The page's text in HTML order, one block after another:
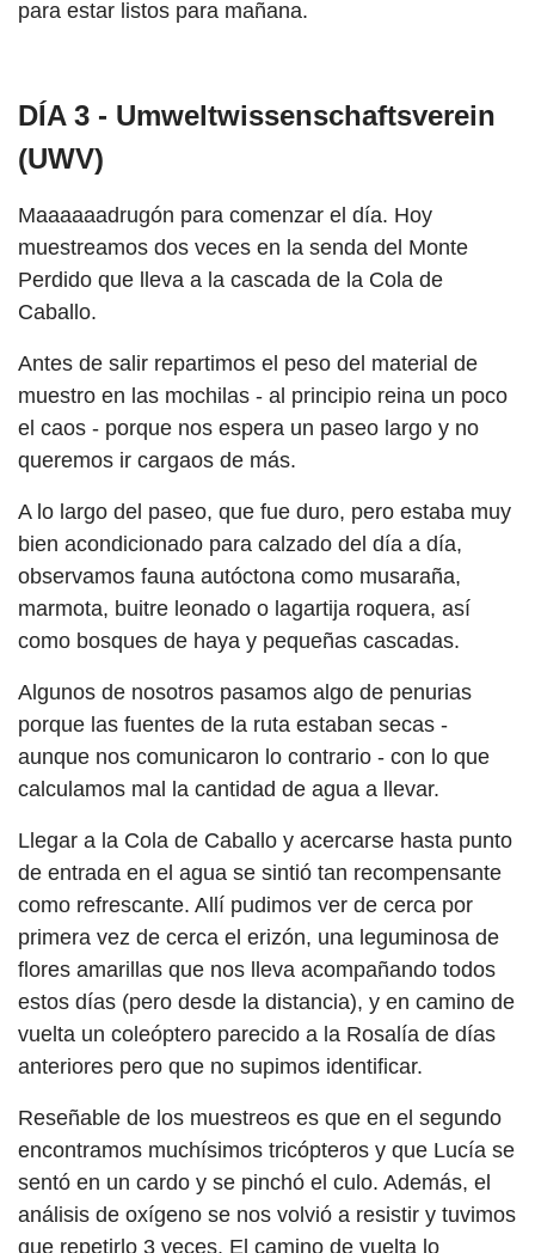
para estar listos para mañana.
DÍA 3 - Umweltwissenschaftsverein
(UWV)
Maaaaaadrugón para comenzar el día. Hoy
muestreamos dos veces en la senda del Monte
Perdido que lleva a la cascada de la Cola de
Caballo.
Antes de salir repartimos el peso del material de
muestro en las mochilas - al principio reina un poco
el caos - porque nos espera un paseo largo y no
queremos ir cargaos de más.
A lo largo del paseo, que fue duro, pero estaba muy
bien acondicionado para calzado del día a día,
observamos fauna autóctona como musaraña,
marmota, buitre leonado o lagartija roquera, así
como bosques de haya y pequeñas cascadas.
Algunos de nosotros pasamos algo de penurias
porque las fuentes de la ruta estaban secas -
aunque nos comunicaron lo contrario - con lo que
calculamos mal la cantidad de agua a llevar.
Llegar a la Cola de Caballo y acercarse hasta punto
de entrada en el agua se sintió tan recompensante
como refrescante. Allí pudimos ver de cerca por
primera vez de cerca el erizón, una leguminosa de
flores amarillas que nos lleva acompañando todos
estos días (pero desde la distancia), y en camino de
vuelta un coleóptero parecido a la Rosalía de días
anteriores pero que no supimos identificar.
Reseñable de los muestreos es que en el segundo
encontramos muchísimos tricópteros y que Lucía se
sentó en un cardo y se pinchó el culo. Además, el
análisis de oxígeno se nos volvió a resistir y tuvimos
que repetirlo 3 veces. El camino de vuelta lo